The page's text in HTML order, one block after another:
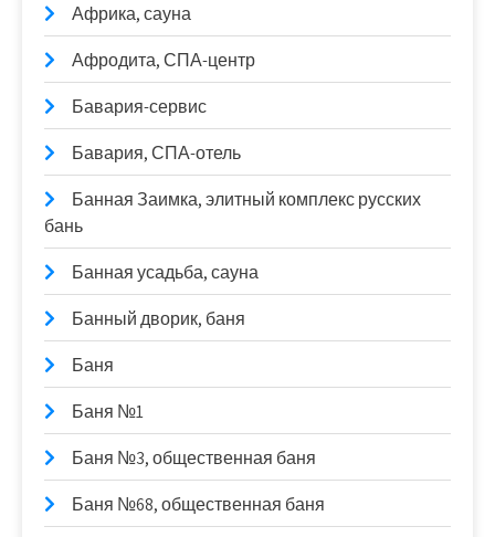
Африка, сауна
Афродита, СПА-центр
Бавария-сервис
Бавария, СПА-отель
Банная Заимка, элитный комплекс русских
бань
Банная усадьба, сауна
Банный дворик, баня
Баня
Баня №1
Баня №3, общественная баня
Баня №68, общественная баня